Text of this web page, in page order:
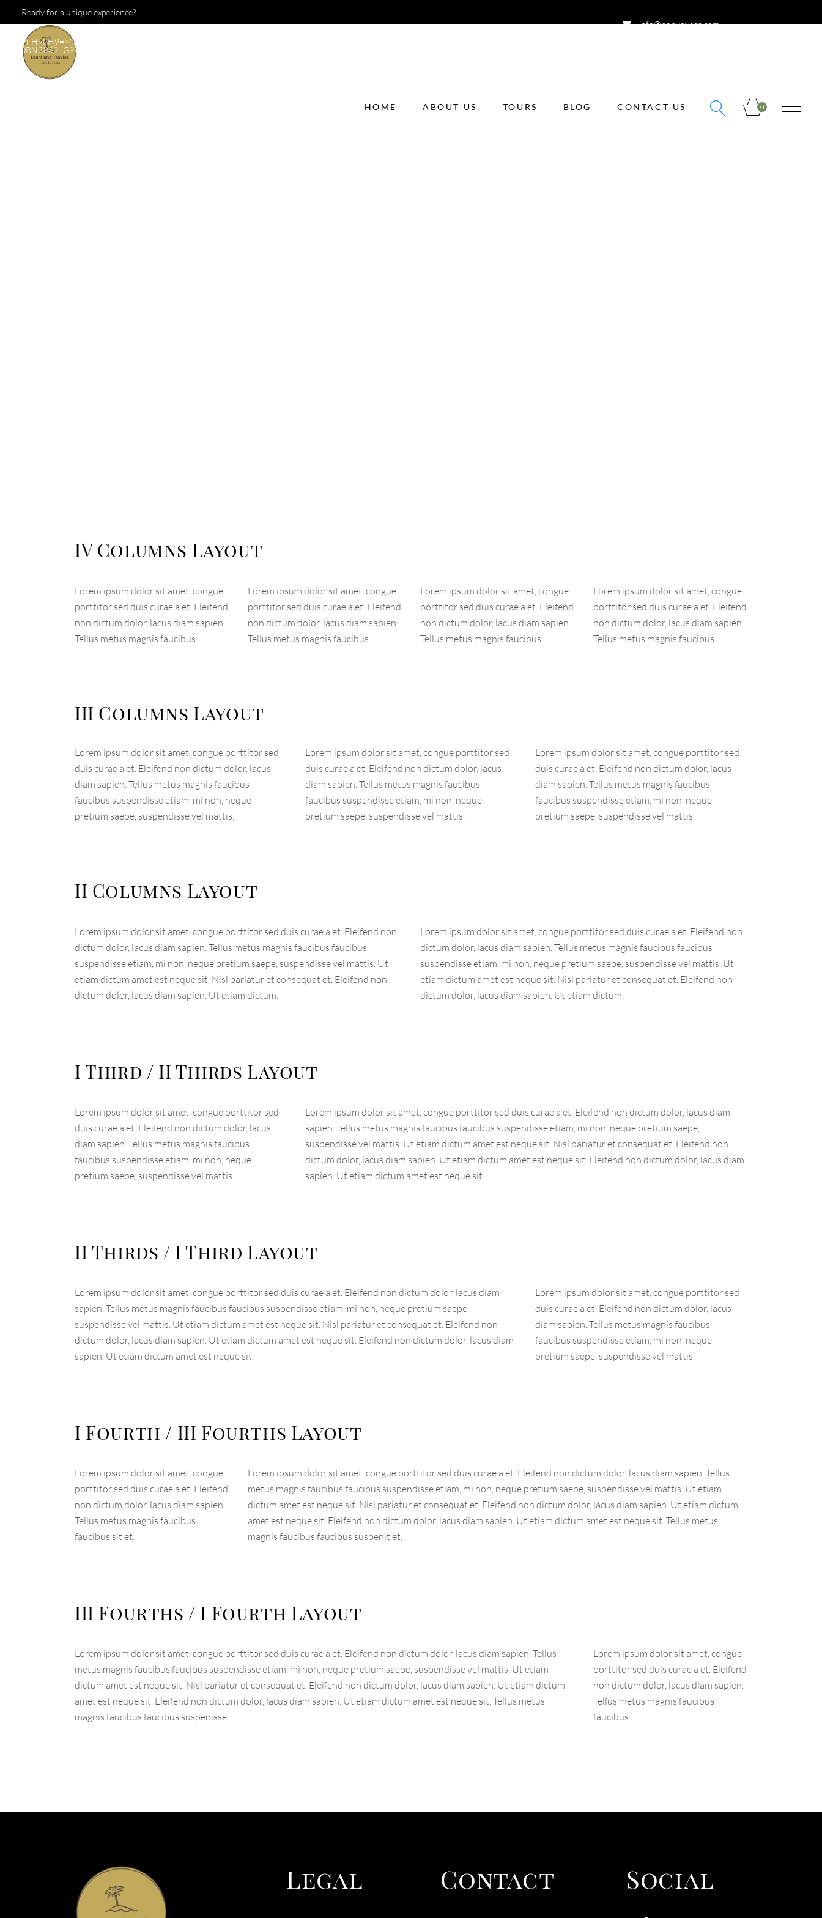
Ready for a unique experience?
info@bonvoyage.com
HOME ABOUT US TOURS BLOG CONTACT US 0
IV Columns Layout
Lorem ipsum dolor sit amet, congue
porttitor sed duis curae a et. Eleifend
non dictum dolor, lacus diam sapien.
Tellus metus magnis faucibus.
Lorem ipsum dolor sit amet, congue
porttitor sed duis curae a et. Eleifend
non dictum dolor, lacus diam sapien.
Tellus metus magnis faucibus.
Lorem ipsum dolor sit amet, congue
porttitor sed duis curae a et. Eleifend
non dictum dolor, lacus diam sapien.
Tellus metus magnis faucibus.
Lorem ipsum dolor sit amet, congue
porttitor sed duis curae a et. Eleifend
non dictum dolor, lacus diam sapien.
Tellus metus magnis faucibus.
III Columns Layout
Lorem ipsum dolor sit amet, congue porttitor sed
duis curae a et. Eleifend non dictum dolor, lacus
diam sapien. Tellus metus magnis faucibus
faucibus suspendisse etiam, mi non, neque
pretium saepe, suspendisse vel mattis.
Lorem ipsum dolor sit amet, congue porttitor sed
duis curae a et. Eleifend non dictum dolor, lacus
diam sapien. Tellus metus magnis faucibus
faucibus suspendisse etiam, mi non, neque
pretium saepe, suspendisse vel mattis.
Lorem ipsum dolor sit amet, congue porttitor sed
duis curae a et. Eleifend non dictum dolor, lacus
diam sapien. Tellus metus magnis faucibus
faucibus suspendisse etiam, mi non, neque
pretium saepe, suspendisse vel mattis.
II Columns Layout
Lorem ipsum dolor sit amet, congue porttitor sed duis curae a et. Eleifend non
dictum dolor, lacus diam sapien. Tellus metus magnis faucibus faucibus
suspendisse etiam, mi non, neque pretium saepe, suspendisse vel mattis. Ut
etiam dictum amet est neque sit. Nisl pariatur et consequat et. Eleifend non
dictum dolor, lacus diam sapien. Ut etiam dictum.
Lorem ipsum dolor sit amet, congue porttitor sed duis curae a et. Eleifend non
dictum dolor, lacus diam sapien. Tellus metus magnis faucibus faucibus
suspendisse etiam, mi non, neque pretium saepe, suspendisse vel mattis. Ut
etiam dictum amet est neque sit. Nisl pariatur et consequat et. Eleifend non
dictum dolor, lacus diam sapien. Ut etiam dictum.
I Third / II Thirds Layout
Lorem ipsum dolor sit amet, congue porttitor sed
duis curae a et. Eleifend non dictum dolor, lacus
diam sapien. Tellus metus magnis faucibus
faucibus suspendisse etiam, mi non, neque
pretium saepe, suspendisse vel mattis.
Lorem ipsum dolor sit amet, congue porttitor sed duis curae a et. Eleifend non dictum dolor, lacus diam
sapien. Tellus metus magnis faucibus faucibus suspendisse etiam, mi non, neque pretium saepe,
suspendisse vel mattis. Ut etiam dictum amet est neque sit. Nisl pariatur et consequat et. Eleifend non
dictum dolor, lacus diam sapien. Ut etiam dictum amet est neque sit. Eleifend non dictum dolor, lacus diam
sapien. Ut etiam dictum amet est neque sit.
II Thirds / I Third Layout
Lorem ipsum dolor sit amet, congue porttitor sed duis curae a et. Eleifend non dictum dolor, lacus diam
sapien. Tellus metus magnis faucibus faucibus suspendisse etiam, mi non, neque pretium saepe,
suspendisse vel mattis. Ut etiam dictum amet est neque sit. Nisl pariatur et consequat et. Eleifend non
dictum dolor, lacus diam sapien. Ut etiam dictum amet est neque sit. Eleifend non dictum dolor, lacus diam
sapien. Ut etiam dictum amet est neque sit.
Lorem ipsum dolor sit amet, congue porttitor sed
duis curae a et. Eleifend non dictum dolor, lacus
diam sapien. Tellus metus magnis faucibus
faucibus suspendisse etiam, mi non, neque
pretium saepe, suspendisse vel mattis.
I Fourth / III Fourths Layout
Lorem ipsum dolor sit amet, congue
porttitor sed duis curae a et. Eleifend
non dictum dolor, lacus diam sapien.
Tellus metus magnis faucibus
faucibus sit et.
Lorem ipsum dolor sit amet, congue porttitor sed duis curae a et. Eleifend non dictum dolor, lacus diam sapien. Tellus
metus magnis faucibus faucibus suspendisse etiam, mi non, neque pretium saepe, suspendisse vel mattis. Ut etiam
dictum amet est neque sit. Nisl pariatur et consequat et. Eleifend non dictum dolor, lacus diam sapien. Ut etiam dictum
amet est neque sit. Eleifend non dictum dolor, lacus diam sapien. Ut etiam dictum amet est neque sit. Tellus metus
magnis faucibus faucibus suspenit et.
III Fourths / I Fourth Layout
Lorem ipsum dolor sit amet, congue porttitor sed duis curae a et. Eleifend non dictum dolor, lacus diam sapien. Tellus
metus magnis faucibus faucibus suspendisse etiam, mi non, neque pretium saepe, suspendisse vel mattis. Ut etiam
dictum amet est neque sit. Nisl pariatur et consequat et. Eleifend non dictum dolor, lacus diam sapien. Ut etiam dictum
amet est neque sit. Eleifend non dictum dolor, lacus diam sapien. Ut etiam dictum amet est neque sit. Tellus metus
magnis faucibus faucibus suspenisse
Lorem ipsum dolor sit amet, congue
porttitor sed duis curae a et. Eleifend
non dictum dolor, lacus diam sapien.
Tellus metus magnis faucibus
faucibus.
Legal Contact Social